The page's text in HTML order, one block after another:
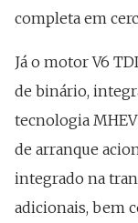
completa em
Já o motor V6
de binário,
tecnologia
de arranque
integrado na
adicionais, bem